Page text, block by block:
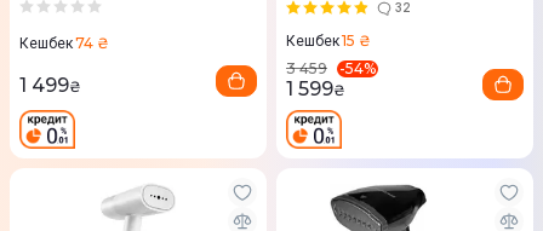
Кешбек74 ₴
1 499₴
32
Кешбек15 ₴
3 459
-54%
1 599₴